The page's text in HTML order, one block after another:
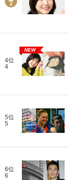
4位
4
NEW
5位
5
6位
6